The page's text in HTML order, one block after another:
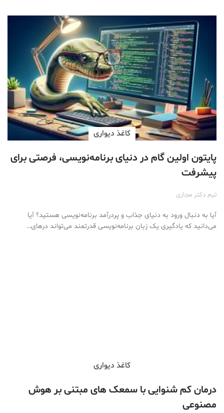
کاغذ دیواری
پایتون اولین گام در دنیای برنامه‌نویسی، فرصتی برای
پیشرفت
تیم دکتر مجازی
آیا به دنبال ورود به دنیای جذاب و پردرآمد برنامه‌نویسی هستید؟ آیا
می‌دانید که یادگیری یک زبان برنامه‌نویسی قدرتمند می‌تواند درهای…
کاغذ دیواری
درمان کم شنوایی با سمعک های مبتنی بر هوش
مصنوعی